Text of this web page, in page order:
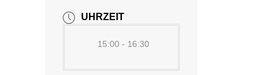
UHRZEIT
15:00 - 16:30